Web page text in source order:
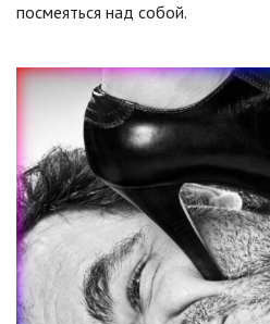
посмеяться над собой.